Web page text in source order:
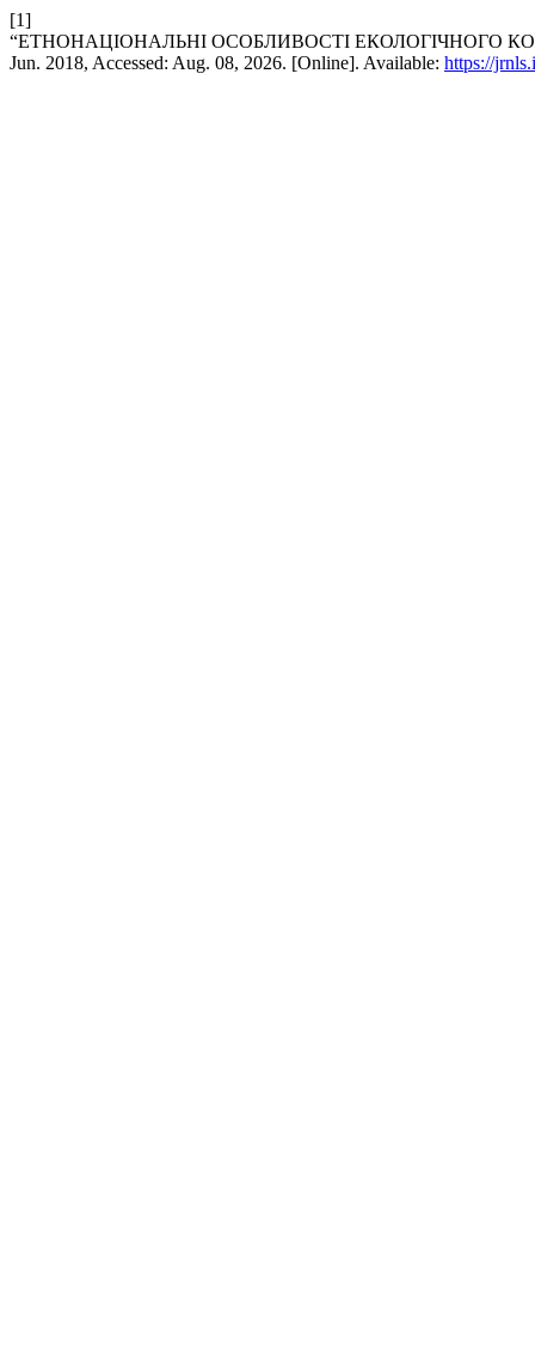
[1]
“ЕТНОНАЦІОНАЛЬНІ ОСОБЛИВОСТІ ЕКОЛОГІЧНОГО
Jun. 2018, Accessed: Aug. 08, 2026. [Online]. Available: https://